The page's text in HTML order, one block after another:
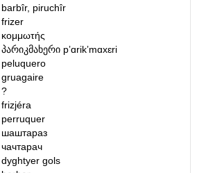
barbîr, piruchîr
frizer
κομμωτής
პარიკმახერი pʼɑrikʼmɑxɛri
peluquero
gruagaire
?
frizjéra
perruquer
шаштараз
чачтарач
dyghtyer gols